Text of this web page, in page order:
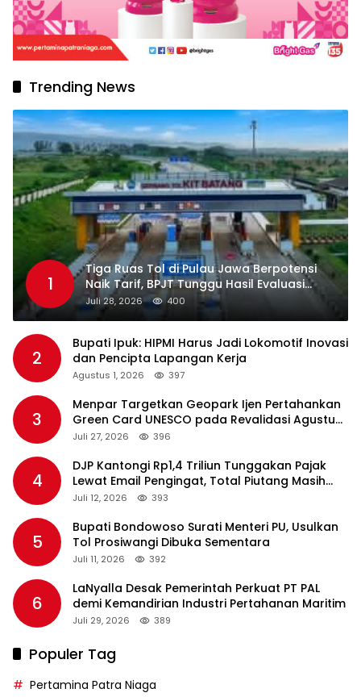
Trending News
1
Tiga Ruas Tol di Pulau Jawa Berpotensi
Naik Tarif, BPJT Tunggu Hasil Evaluasi
Standar Pelayanan
Juli 28, 2026 400
2
Bupati Ipuk: HIPMI Harus Jadi Lokomotif Inovasi
dan Pencipta Lapangan Kerja
Agustus 1, 2026 397
3
Menpar Targetkan Geopark Ijen Pertahankan
Green Card UNESCO pada Revalidasi Agustus
2026
Juli 27, 2026 396
4
DJP Kantongi Rp1,4 Triliun Tunggakan Pajak
Lewat Email Pengingat, Total Piutang Masih
Rp36 Triliun
Juli 12, 2026 393
5
Bupati Bondowoso Surati Menteri PU, Usulkan
Tol Prosiwangi Dibuka Sementara
Juli 11, 2026 392
6
LaNyalla Desak Pemerintah Perkuat PT PAL
demi Kemandirian Industri Pertahanan Maritim
Juli 29, 2026 389
Populer Tag
Pertamina Patra Niaga